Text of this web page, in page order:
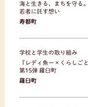
海と生きる、まちを守る
若者に託す想い
寿都町
学校と学生の取り組み
『レディ魚ー×くらしご
第15弾 羅臼町
羅臼町